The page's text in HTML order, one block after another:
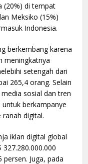
(20%) di tempat
Meksiko (15%)
Indonesia.
berkembang karena
meningkatnya
setengah dari
265,4 orang. Selain
sosial dan tren
berkampanye
digital.
iklan digital global
Juga, pada